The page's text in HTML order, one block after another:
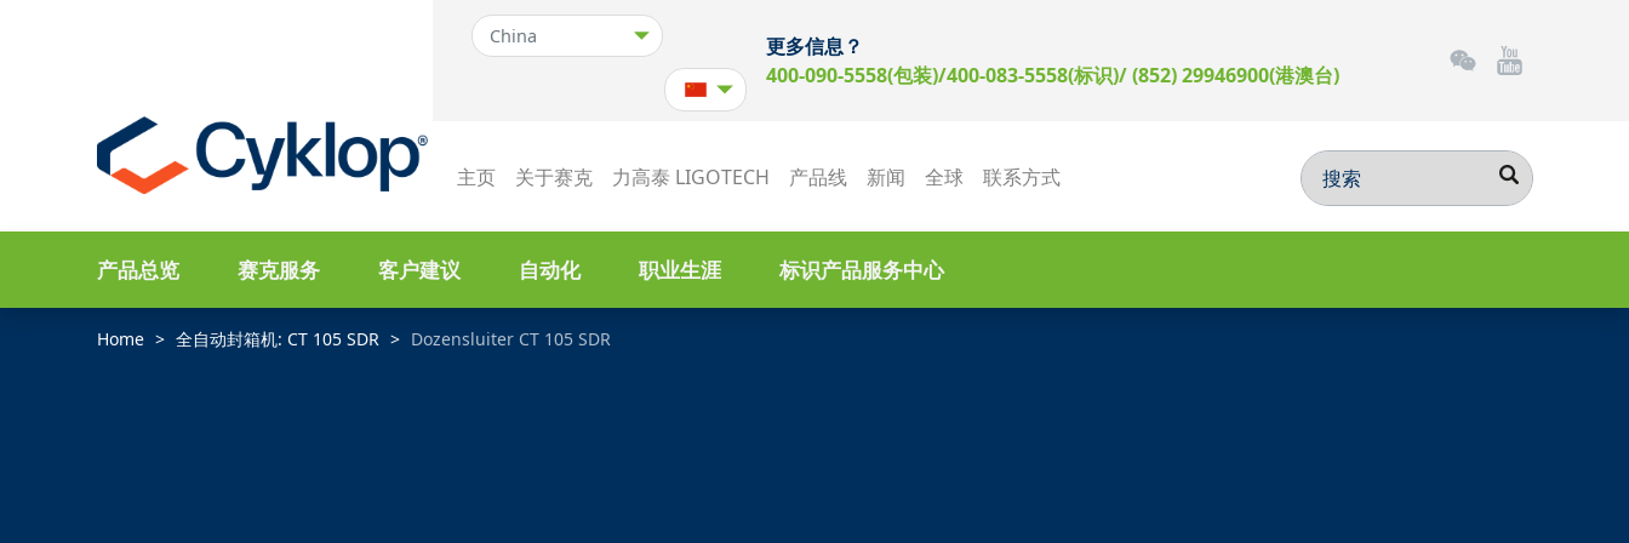
主页 关于赛克 力高泰 LIGOTECH 产品线 新闻 全球 联系方式
更多信息？
400-090-5558(包装)/400-083-5558(标识)/ (852) 29946900(港澳台)
产品总览 赛克服务 客户建议 自动化 职业生涯 标识产品服务中心
Home 全自动封箱机: CT 105 SDR Dozensluiter CT 105 SDR